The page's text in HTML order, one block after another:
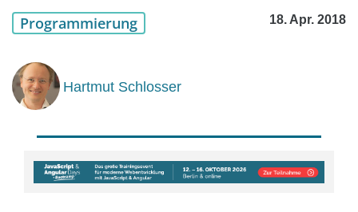
Programmierung 18. Apr. 2018
Hartmut Schlosser